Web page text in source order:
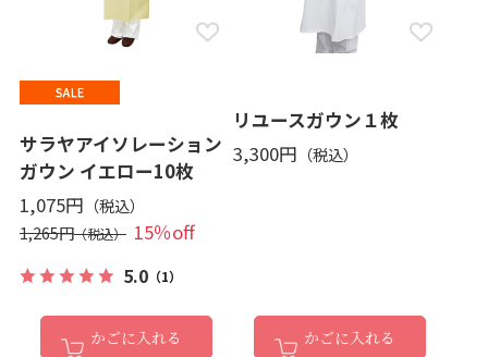
サラヤアイソレーション
ガウン イエロー10枚
1,075円
1,265円
15％off
5.0（1）
かごに入れる
リユースガウン１枚
3,300円
かごに入れる